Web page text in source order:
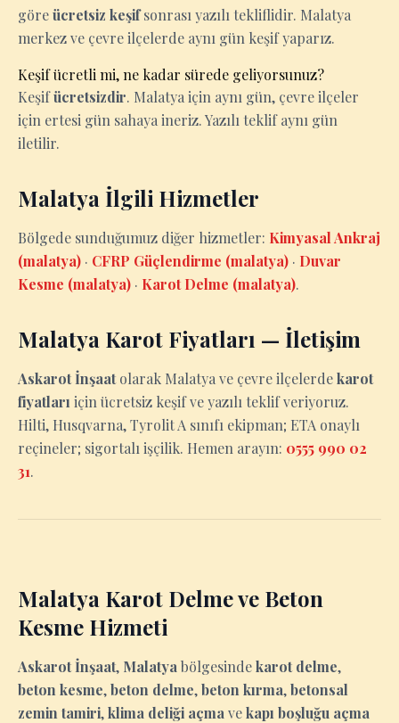
göreücretsiz keşifsonrası yazılı tekliflidir. Malatya
merkez ve çevre ilçelerde aynı gün keşif yaparız.
Keşif ücretli mi, ne kadar sürede geliyorsunuz?
Keşifücretsizdir. Malatya için aynı gün, çevre ilçeler
için ertesi gün sahaya ineriz. Yazılı teklif aynı gün
iletilir.
Malatya İlgili Hizmetler
Bölgede sunduğumuz diğer hizmetler: Kimyasal Ankraj
(malatya) · CFRP Güçlendirme (malatya) · Duvar
Kesme (malatya) · Karot Delme (malatya).
Malatya Karot Fiyatları — İletişim
Askarot İnşaatolarak Malatya ve çevre ilçelerdekarot
fiyatları için ücretsiz keşif ve yazılı teklif veriyoruz.
Hilti, Husqvarna, Tyrolit A sınıfı ekipman; ETA onaylı
reçineler; sigortalı işçilik. Hemen arayın: 0555 990 02
31.
Malatya Karot Delme ve Beton
Kesme Hizmeti
Askarot İnşaat, Malatya bölgesindekarot delme,
beton kesme,beton delme,beton kırma,betonsal
zemin tamiri,klima deliği açma vekapı boşluğu açma